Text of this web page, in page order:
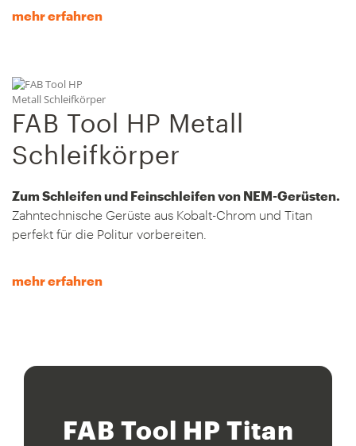
mehr erfahren
FAB Tool HP Metall
Schleifkörper
Zum Schleifen und Feinschleifen von NEM-Gerüsten.
Zahntechnische Gerüste aus Kobalt-Chrom und Titan
perfekt für die Politur vorbereiten.
mehr erfahren
FAB Tool HP Titan